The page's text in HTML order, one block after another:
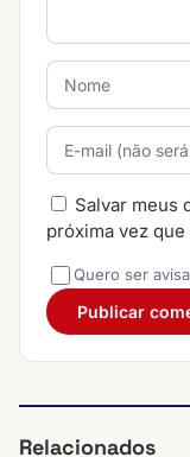
Salvar meus
próxima vez
Quero ser
Relacionados